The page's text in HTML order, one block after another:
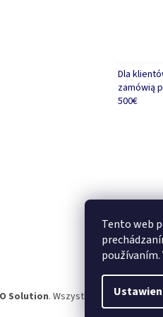
Tento web
Dla
zamówią
500€
Solution. Wszystkie prawa